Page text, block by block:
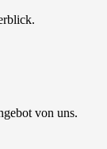
von uns.